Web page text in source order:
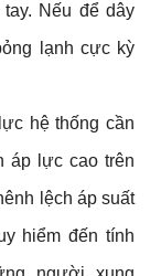
Nếu để dây
lạnh cực kỳ
hệ thống cần
áp lực cao trên
lệch áp suất
hiểm đến tính